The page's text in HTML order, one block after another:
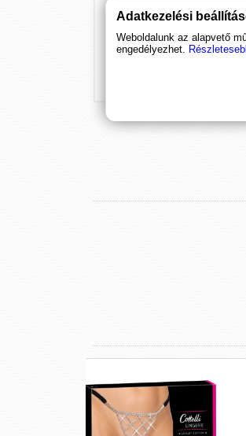
Speciális jellemző:
Szín: Kék
Elem: Újratölthető
Adatkezelési
Weboldalunk az alapvető
engedélyezhet.